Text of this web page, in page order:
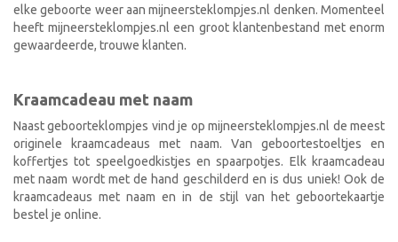
elke geboorte weer aan mijneersteklompjes.nl denken. Momenteel
heeft mijneersteklompjes.nl een groot klantenbestand met enorm
gewaardeerde, trouwe klanten.
Kraamcadeau met naam
Naast geboorteklompjes vind je op mijneersteklompjes.nl de meest
originele kraamcadeaus met naam. Van geboortestoeltjes en
koffertjes tot speelgoedkistjes en spaarpotjes. Elk kraamcadeau
met naam wordt met de hand geschilderd en is dus uniek! Ook de
kraamcadeaus met naam en in de stijl van het geboortekaartje
bestel je online.